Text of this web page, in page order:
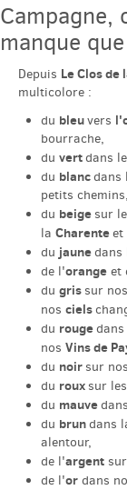
Campagne,
manque
Depuis Le Clos de
multicolore :
du bleuvers
bourrache,
du vertdans le
du blancdans
petits chemins,
du beige sur
la Charenteet
du jaunedans
de l'orange et
du gris sur nos
nos ciels
du rougedans
nos Vins de
du noir sur nos
du roux sur
du mauve
du brundans
alentour,
de l'argent
de l'or dans